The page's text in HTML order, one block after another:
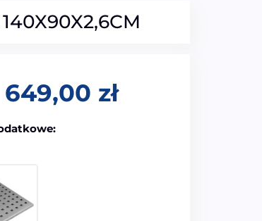
649,00 zł